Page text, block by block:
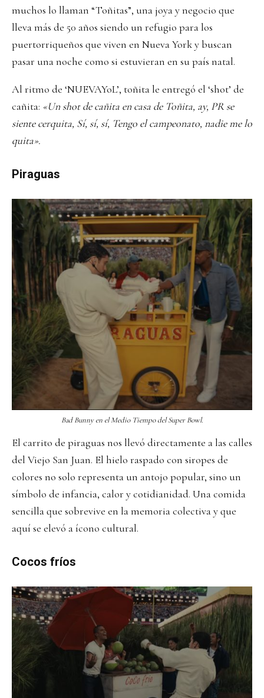
muchos lo llaman “Toñitas”, una joya y negocio que
lleva más de 50 años siendo un refugio para los
puertorriqueños que viven en Nueva York y buscan
pasar una noche como si estuvieran en su país natal.
Al ritmo de ‘NUEVAYoL’, toñita le entregó el ‘shot’ de
cañita: «Un shot de cañita en casa de Toñita, ay, PR se
siente cerquita, Sí, sí, sí, Tengo el campeonato, nadie me lo
quita».
Piraguas
Bad Bunny en el Medio Tiempo del Super Bowl.
El carrito de piraguas nos llevó directamente a las calles
del Viejo San Juan. El hielo raspado con siropes de
colores no solo representa un antojo popular, sino un
símbolo de infancia, calor y cotidianidad. Una comida
sencilla que sobrevive en la memoria colectiva y que
aquí se elevó a ícono cultural.
Cocos fríos